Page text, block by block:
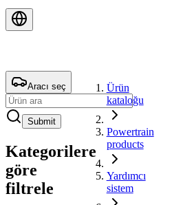
Aracı seç
Submit
Kategorilere
göre
filtrele
Ürün
kataloğu
Powertrain
products
Yardımcı
sistem